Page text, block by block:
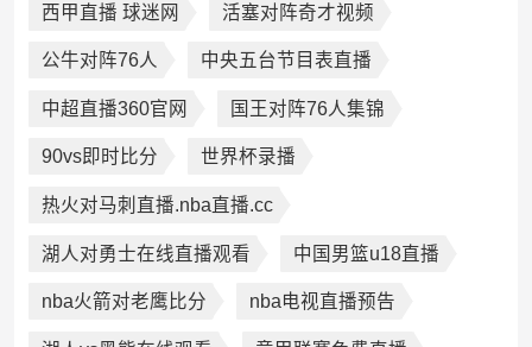
西甲直播 球迷网 活塞对阵奇才视频
公牛对阵76人 中央五台节目表直播
中超直播360官网 国王对阵76人集锦
90vs即时比分 世界杯录播
热火对马刺直播.nba直播.cc
湖人对勇士在线直播观看 中国男篮u18直播
nba火箭对老鹰比分 nba电视直播预告